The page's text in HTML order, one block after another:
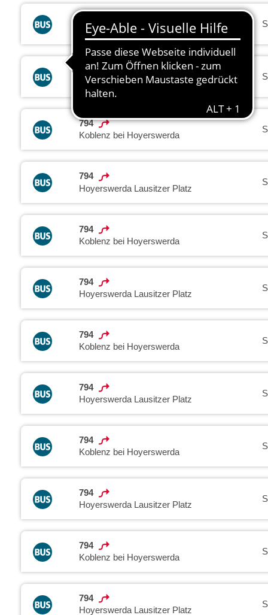
Koblenz bei Hoyerswerda
794
Hoyerswerda Lausitzer Platz
794
Koblenz bei Hoyerswerda
794
Hoyerswerda Lausitzer Platz
794
Koblenz bei Hoyerswerda
794
Hoyerswerda Lausitzer Platz
794
Koblenz bei Hoyerswerda
794
Hoyerswerda Lausitzer Platz
794
Koblenz bei Hoyerswerda
794
Hoyerswerda Lausitzer Platz
794
Koblenz bei Hoyerswerda
794
Hoyerswerda Lausitzer Platz